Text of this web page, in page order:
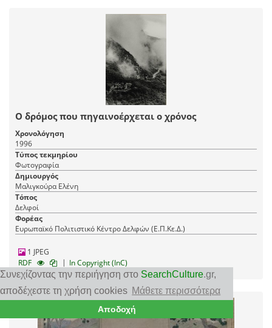
Συνεχίζοντας την περιήγηση στο SearchCulture.gr,
αποδέχεστε τη χρήση cookies Μάθετε περισσότερα
Αποδοχή
Ο δρόμος που πηγαινοέρχεται ο χρόνος
Χρονολόγηση
1996
Τύπος τεκμηρίου
Φωτογραφία
Δημιουργός
Μαλιγκούρα Ελένη
Τόπος
Δελφοί
Φορέας
Ευρωπαϊκό Πολιτιστικό Κέντρο Δελφών (Ε.Π.Κε.Δ.)
1 JPEG
RDF
| In Copyright (InC)